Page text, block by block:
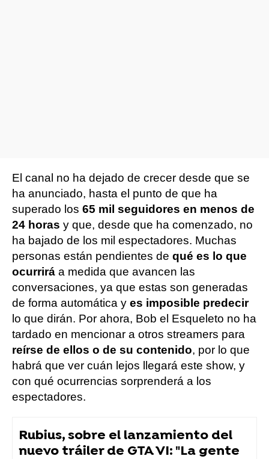
El canal no ha dejado de crecer desde que se
ha anunciado, hasta el punto de que ha
superado los 65 mil seguidores en menos de
24 horas y que, desde que ha comenzado, no
ha bajado de los mil espectadores. Muchas
personas están pendientes de qué es lo que
ocurrirá a medida que avancen las
conversaciones, ya que estas son generadas
de forma automática y es imposible predecir
lo que dirán. Por ahora, Bob el Esqueleto no ha
tardado en mencionar a otros streamers para
reírse de ellos o de su contenido, por lo que
habrá que ver cuán lejos llegará este show, y
con qué ocurrencias sorprenderá a los
espectadores.
Rubius, sobre el lanzamiento del
nuevo tráiler de GTA VI: "La gente